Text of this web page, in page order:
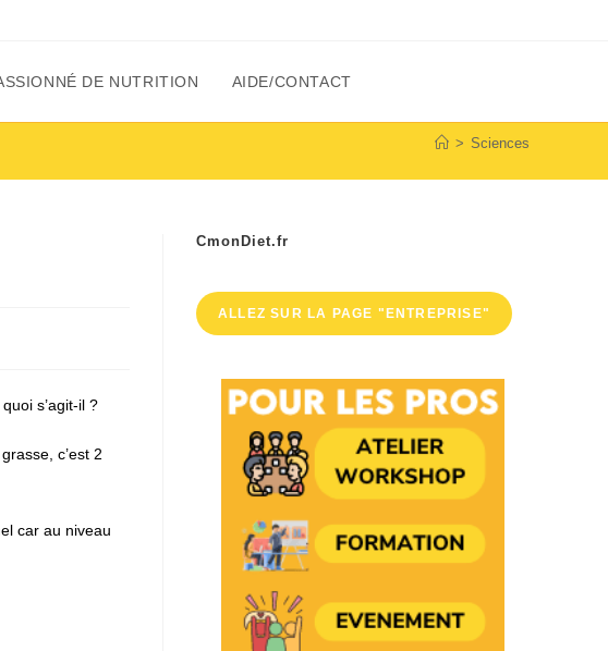
DE NUTRITION AIDE/CONTACT
> Sciences
s’agit-il ?
c’est 2
car au niveau
CmonDiet.fr
ALLEZ SUR LA PAGE "ENTREPRISE"